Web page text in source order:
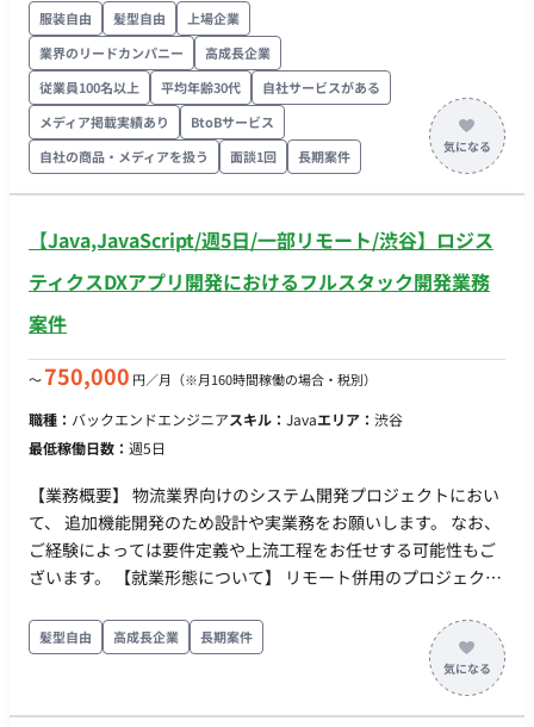
20名・6名に分かれます。 ■開発環境 ・言語：
C#,JavaScript,jQuery,CSS ・フレームワーク：ASP.NET,WPF ・
DB：SQL Server ・インフラ：Windows,Azure,AWS ・コミュニ
ケーションツール：Teams ■働き方 ・稼働量：週4以上 ・稼働
時間/曜日帯：平日9時～17時をメインに前後の相談は可能です
・参画時期：10月想定
服装自由 髪型自由
上場企業
業界のリードカンパニー
高成長企業
従業員100名以上
平均年齢30代
自社サービスがある
メディア掲載実績あり
BtoBサービス
自社の商品・メディアを扱う
面談1回 長期案件
【Java,JavaScript/週5日/一部リモート/渋谷】ロジス
ティクスDXアプリ開発におけるフルスタック開発業務
案件
〜750,000 円／月 （※月160時間稼働の場合・税別）
職種： バックエンドエンジニアスキル： Javaエリア： 渋谷
最低稼働日数： 週5日
【業務概要】 物流業界向けのシステム開発プロジェクトにおい
て、 追加機能開発のため設計や実業務をお願いします。 なお、
ご経験によっては要件定義や上流工程をお任せする可能性もご
ざいます。 【就業形態について】 リモート併用のプロジェクト
いただく形となります。 ◆主な開発環境・ツール◆ ・言語：
Kotlin・Java・Typescript・Javascript ・FW：SpringBoot・
Vue.js ・DB：MySQL・Redis ・クラウド：GCP・Docker・
Terraform ・ツール：GitHub・Notion・Slack ・時期：即日 / 5
髪型自由 高成長企業 長期案件